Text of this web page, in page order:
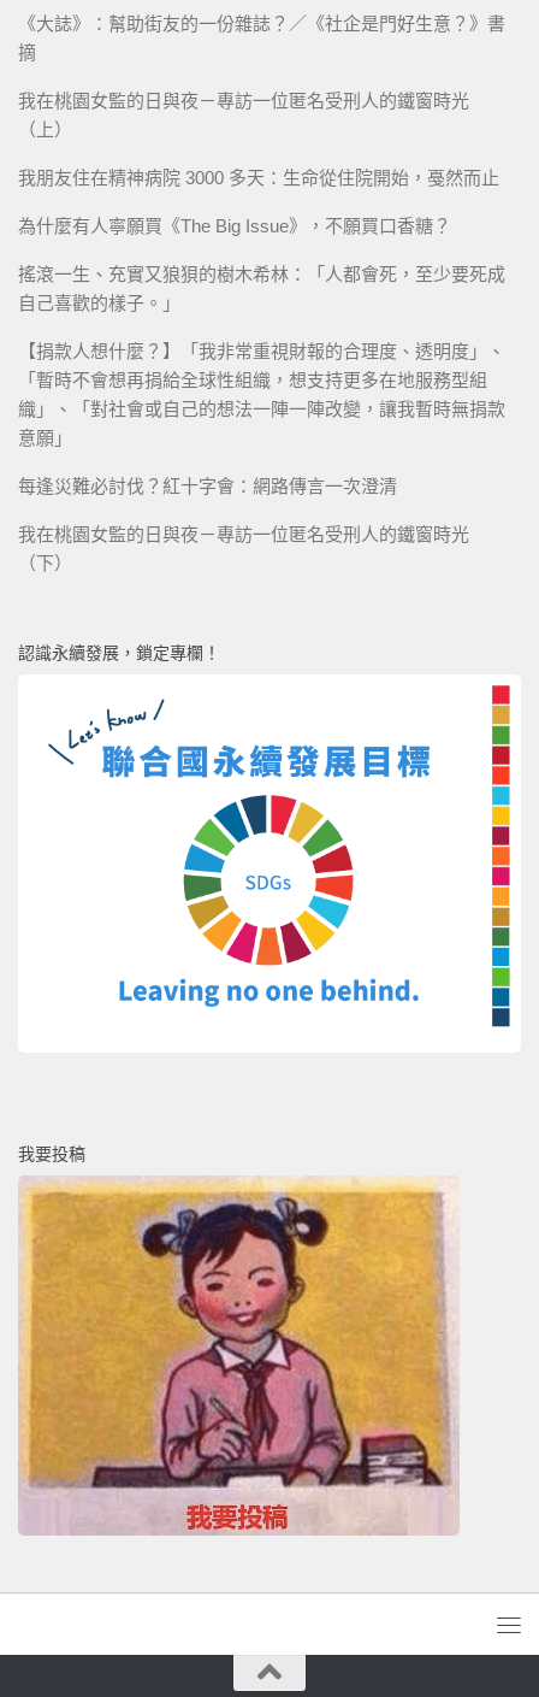
《大誌》：幫助街友的一份雜誌？／《社企是門好生意？》書
摘
我在桃園女監的日與夜－專訪一位匿名受刑人的鐵窗時光
（上）
我朋友住在精神病院 3000 多天：生命從住院開始，戞然而止
為什麼有人寧願買《The Big Issue》，不願買口香糖？
搖滾一生、充實又狼狽的樹木希林：「人都會死，至少要死成
自己喜歡的樣子。」
【捐款人想什麼？】「我非常重視財報的合理度、透明度」、
「暫時不會想再捐給全球性組織，想支持更多在地服務型組
織」、「對社會或自己的想法一陣一陣改變，讓我暫時無捐款
意願」
每逢災難必討伐？紅十字會：網路傳言一次澄清
我在桃園女監的日與夜－專訪一位匿名受刑人的鐵窗時光
（下）
認識永續發展，鎖定專欄！
我要投稿